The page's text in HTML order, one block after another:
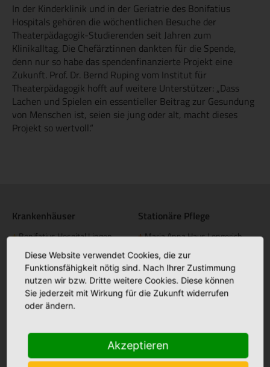
In der Kinderklinik und in der Geriatrie des Bonifatius
Hospitals gehören die wöchentlichen Besuche der
Theaterpädagogik-Studierenden seit Jahren zum
Klinikalltag. Die Chefärztinnen dankten für die Spende,
denn nur so habe das spendenfinanzierte Projekt eine
Zukunft. Prof. Dr. Bernd Ruping vom Institut für
Theaterpädagogik hofft auf weitere Unterstützer: „Dass
Lachen und Spielen ein essentieller Beitrag zur Gesundung
von Menschen ist, seien sie jung oder alt, macht dieses
Projekt so wertvoll.“
Krankenhäuser
+Bonifatius Hospital Lingen
Borromäus Hospital Leer
Hümmling Hospital Sögel
Marien Hospital Papenburg
Aschendorf
Facebook
Bonifatius Hospital Lingen
Stationäre Pflege
+Maria Anna Haus Lengerich
+St. Katharina Haus Thuine
Caritas Altenhilfe Emsland
+Elisabeth Haus Emsbüren
+Johannesstift Papenburg
+Matthias Haus Lohne
Diese Website verwendet Cookies, die zur
Funktionsfähigkeit nötig sind. Nach Ihrer Zustimmung
nutzen wir bzw. Dritte weitere Cookies. Diese können
Sie jederzeit mit Wirkung für die Zukunft widerrufen
oder ändern.
Akzeptieren